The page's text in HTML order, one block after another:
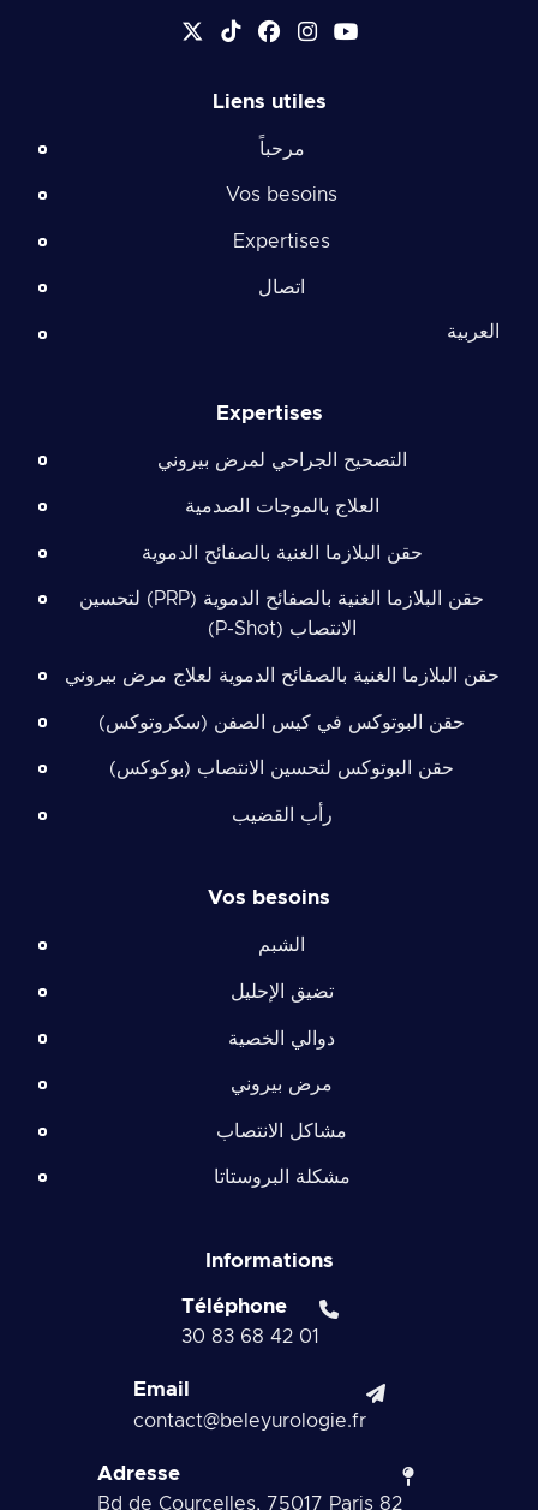
Liens utiles
مرحباً
Vos besoins
Expertises
اتصال
العربية
Expertises
التصحيح الجراحي لمرض بيروني
العلاج بالموجات الصدمية
حقن البلازما الغنية بالصفائح الدموية
حقن البلازما الغنية بالصفائح الدموية (PRP) لتحسين
الانتصاب (P-Shot)
حقن البلازما الغنية بالصفائح الدموية لعلاج مرض بيروني
حقن البوتوكس في كيس الصفن (سكروتوكس)
حقن البوتوكس لتحسين الانتصاب (بوكوكس)
رأب القضيب
Vos besoins
الشبم
تضيق الإحليل
دوالي الخصية
مرض بيروني
مشاكل الانتصاب
مشكلة البروستاتا
Informations
Téléphone
01 42 68 83 30
Email
contact@beleyurologie.fr
Adresse
82 Bd de Courcelles, 75017 Paris